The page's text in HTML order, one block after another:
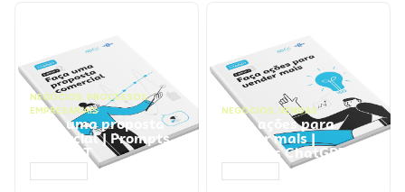
NEGÓCIOS, PROCESSOS
EMPRESARIAIS
Faça uma proposta
comercial | Prompts
ChatGPT
NEGÓCIOS, VENDAS
Faça ações para
vender mais |
Prompts ChatGPT